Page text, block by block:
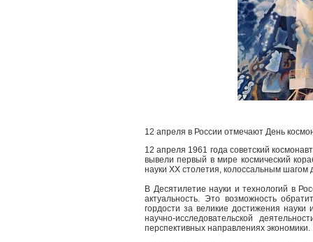
12 апреля в России отмечают День
12 апреля 1961 года советский
вывели первый в мире космический
науки XX столетия, колоссальным
В Десятилетие науки и технологий в
актуальность. Это возможность
гордости за великие достижения
научно-исследовательской
перспективных направлениях экономики.